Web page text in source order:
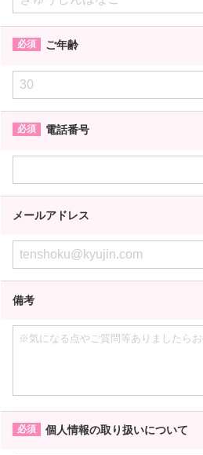
ご年齢
電話番号
メールアドレス
備考
個人情報の取り扱いについて